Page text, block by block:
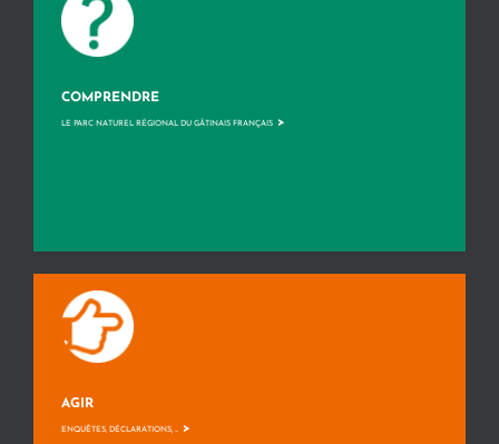
COMPRENDRE
LE PARC NATUREL RÉGIONAL DU GÂTINAIS FRANÇAIS >
AGIR
ENQUÊTES, DÉCLARATIONS, ... >